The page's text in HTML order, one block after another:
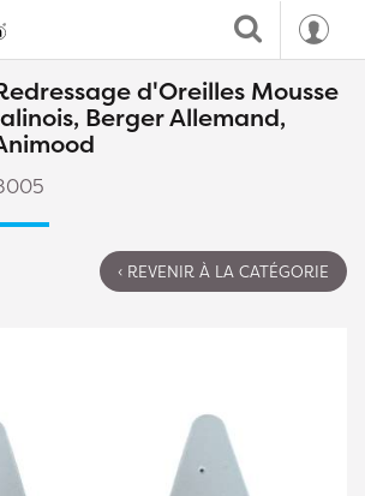
d'Oreilles Mousse
Berger Allemand,
‹ REVENIR À LA CATÉGORIE